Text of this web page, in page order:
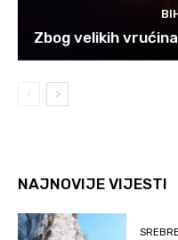
Zbog velikih
NAJNOVIJE VIJESTI